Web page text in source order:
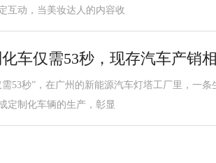
互动，当美妆达人的内容收
车仅需53秒，现存汽车产销
53秒”，在广州的新能源汽车灯塔工厂里，一
定制化车辆的生产，彰显